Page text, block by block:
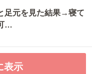
足元を見た結果→寝て
…
表示